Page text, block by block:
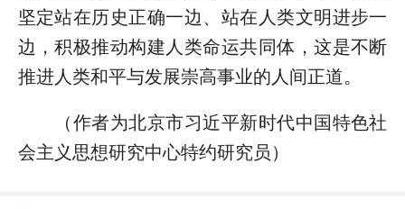
坚定站在历史正确一边、站在人类文明进步一
边，积极推动构建人类命运共同体，这是不断
推进人类和平与发展崇高事业的人间正道。
（作者为北京市习近平新时代中国特色社
会主义思想研究中心特约研究员）